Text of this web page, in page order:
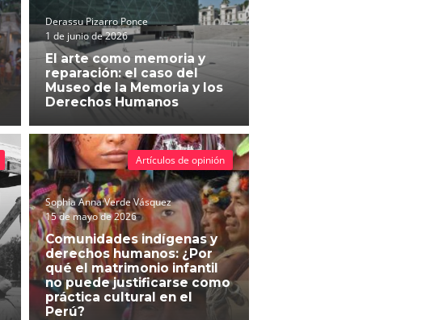
Derassu Pizarro Ponce
1 de junio de 2026
El arte como memoria y
reparación: el caso del
Museo de la Memoria y los
Derechos Humanos
Sophia Anna Verde Vásquez
15 de mayo de 2026
Comunidades indígenas y
derechos humanos: ¿Por
qué el matrimonio infantil
no puede justificarse como
práctica cultural en el
Perú?
Artículos de opinión